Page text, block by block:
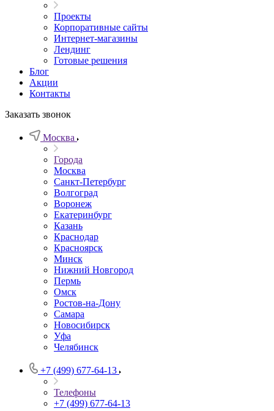
Проекты
Корпоративные сайты
Интернет-магазины
Лендинг
Готовые решения
Блог
Акции
Контакты
Заказать звонок
Москва
Города
Москва
Санкт-Петербург
Волгоград
Воронеж
Екатеринбург
Казань
Краснодар
Красноярск
Минск
Нижний Новгород
Пермь
Омск
Ростов-на-Дону
Самара
Новосибирск
Уфа
Челябинск
+7 (499) 677-64-13
Телефоны
+7 (499) 677-64-13